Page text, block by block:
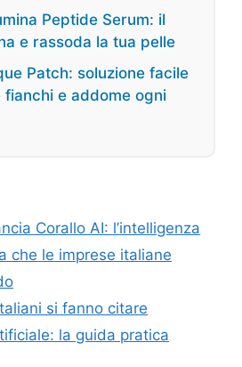
Peptide Serum: il
e rassoda la tua pelle
Patch: soluzione facile
e addome ogni
Corallo AI: l’intelligenza
che le imprese italiane
si fanno citare
la guida pratica